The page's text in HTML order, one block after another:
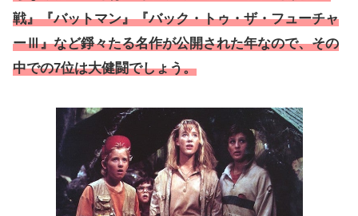
戦』『バットマン』『バック・トゥ・ザ・フューチャ
ーⅢ』など錚々たる名作が公開された年なので、その
中での7位は大健闘でしょう。